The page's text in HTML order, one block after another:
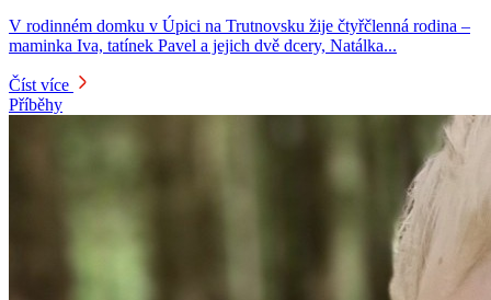
V rodinném domku v Úpici na Trutnovsku žije čtyřčlenná rodina –
maminka Iva, tatínek Pavel a jejich dvě dcery, Natálka...
Číst více
Příběhy